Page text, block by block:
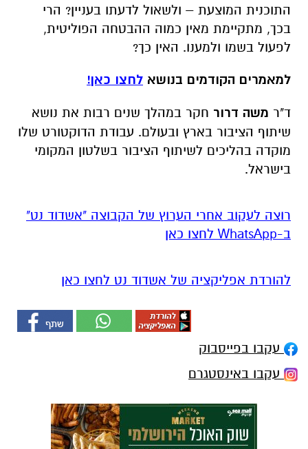
התוכנית המוצעת – ולשאול לדעתו בעניין? הרי
בכך, מתקיימת מאין כמוה ההבטחה הפוליטית,
לפעול בשמו ולמענו. האין כך?
למאמרים הקודמים בנושא לחצו כאן!
ד"ר משה דרור חקר במהלך שנים רבות את נושא
שיתוף הציבור בארץ ובעולם. עבודת הדוקטורט שלו
מוקדה בהליכים לשיתוף הציבור בשלטון המקומי
בישראל.
רוצה לעקוב אחרי הערוץ של הקבוצה "אשדוד נט"
ב-WhatsApp לחצו כאן
להורדת אפליקציה של אשדוד נט לחצו כאן
עקבו בפייסבוק
עקבו באינסטגרם